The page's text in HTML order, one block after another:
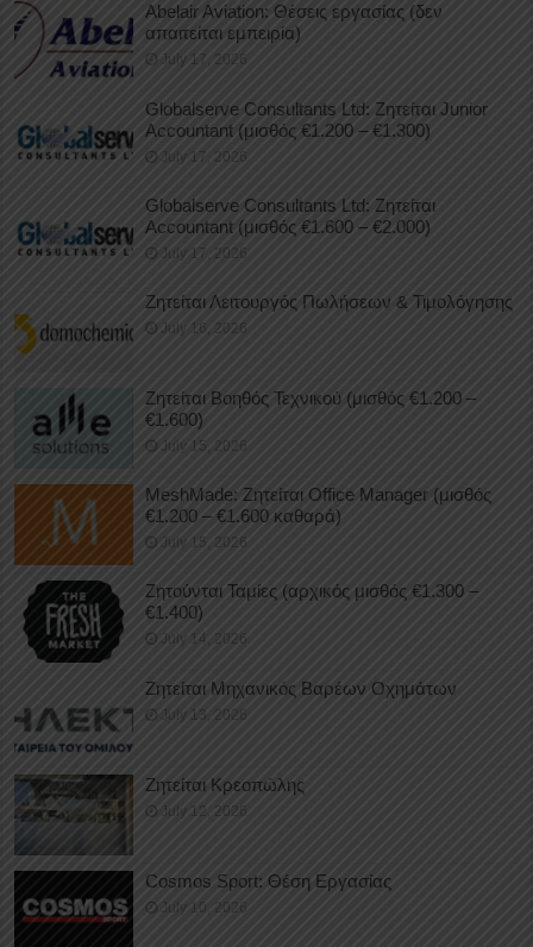
Abelair Aviation: Θέσεις εργασίας (δεν
απαιτείται εμπειρία)
July 17, 2026
Globalserve Consultants Ltd: Ζητείται Junior
Accountant (μισθός €1.200 – €1.300)
July 17, 2026
Globalserve Consultants Ltd: Ζητείται
Accountant (μισθός €1.600 – €2.000)
July 17, 2026
Ζητείται Λειτουργός Πωλήσεων & Τιμολόγησης
July 16, 2026
Ζητείται Βοηθός Τεχνικού (μισθός €1.200 –
€1.600)
July 15, 2026
MeshMade: Ζητείται Office Manager (μισθός
€1.200 – €1.600 καθαρά)
July 15, 2026
Ζητούνται Ταμίες (αρχικός μισθός €1.300 –
€1.400)
July 14, 2026
Ζητείται Μηχανικός Βαρέων Οχημάτων
July 13, 2026
Ζητείται Κρεοπώλης
July 12, 2026
Cosmos Sport: Θέση Εργασίας
July 10, 2026